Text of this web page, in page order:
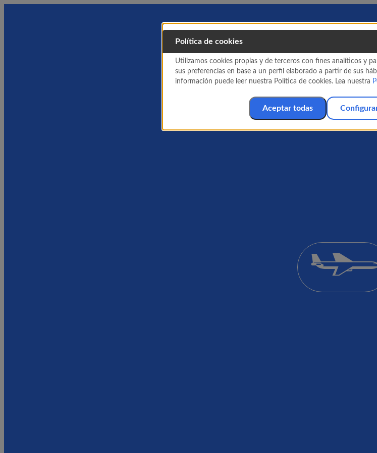
Política de cookies
Utilizamos cookies propias y de terceros con fines analíticos y
sus preferencias en base a un perfil elaborado a partir de sus
información puede leer nuestra Política de cookies. Lea nuestra
Aceptar todas